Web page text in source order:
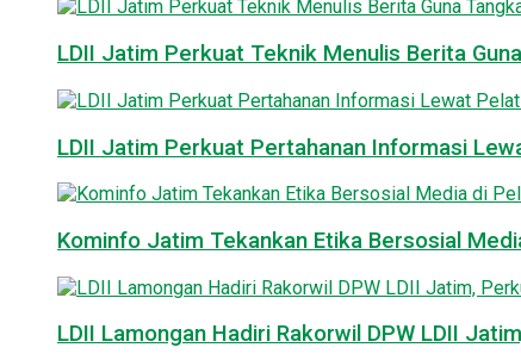
LDII Jatim Perkuat Teknik Menulis Berita
LDII Jatim Perkuat Pertahanan Informasi
Kominfo Jatim Tekankan Etika Bersosial
LDII Lamongan Hadiri Rakorwil DPW LDII